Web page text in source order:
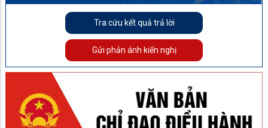
Tra cứu kết quả trả lời
Gửi phản ánh kiến nghị